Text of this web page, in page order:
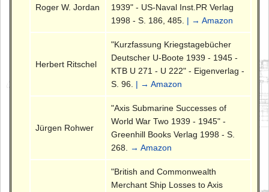
Roger W. Jordan
1939" - US-Naval Inst.PR Verlag
1998 - S. 186, 485. | → Amazon
Herbert Ritschel
"Kurzfassung Kriegstagebücher
Deutscher U-Boote 1939 - 1945 -
KTB U 271 - U 222" - Eigenverlag -
S. 96. | → Amazon
Jürgen Rohwer
"Axis Submarine Successes of
World War Two 1939 - 1945" -
Greenhill Books Verlag 1998 - S.
268.
→ Amazon
"British and Commonwealth
Merchant Ship Losses to Axis